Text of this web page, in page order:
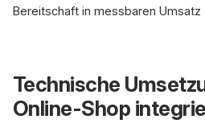
Bereitschaft in messbaren Umsatz
Technische
Online-Shop